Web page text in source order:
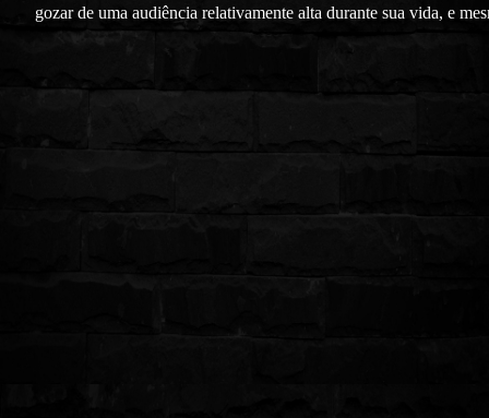
gozar de uma audiência relativamente alta durante sua vida, e